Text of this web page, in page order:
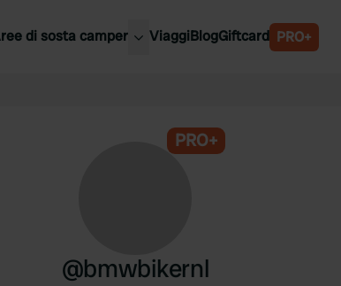
di sosta camper ViaggiBlogGiftcard PRO+
PRO+
@bmwbikernl